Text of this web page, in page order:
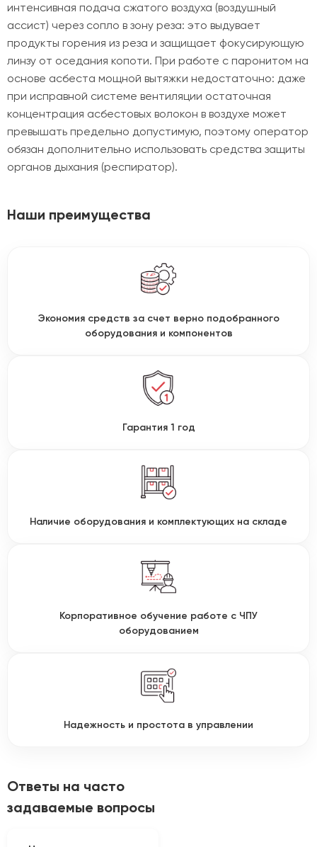
интенсивная подача сжатого воздуха (воздушный
ассист) через сопло в зону реза: это выдувает
продукты горения из реза и защищает фокусирующую
линзу от оседания копоти. При работе с паронитом на
основе асбеста мощной вытяжки недостаточно: даже
при исправной системе вентиляции остаточная
концентрация асбестовых волокон в воздухе может
превышать предельно допустимую, поэтому оператор
обязан дополнительно использовать средства защиты
органов дыхания (респиратор).
Наши преимущества
Экономия средств за счет верно подобранного
оборудования и компонентов
Гарантия 1 год
Наличие оборудования и комплектующих на складе
Корпоративное обучение работе с ЧПУ
оборудованием
Надежность и простота в управлении
Ответы на часто
задаваемые вопросы